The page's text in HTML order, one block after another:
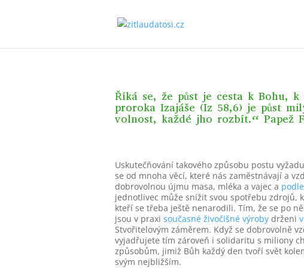
Říká se, že půst je cesta k Bohu,
proroka Izajáše (Iz 58,6) je půst
volnost, každé jho rozbít.“ Papež
Uskutečňování takového způsobu postu
se od mnoha věcí, které nás zaměstnávají a
dobrovolnou újmu masa, mléka a vajec a
jednotlivec může snížit svou spotřebu zdrojů,
kteří se třeba ještě nenarodili. Tím, že se po
jsou v praxi současné živočišné výroby drženi
Stvořitelovým záměrem. Když se dobrovolně
vyjadřujete tím zároveň i solidaritu s miliony
způsobům, jimiž Bůh každý den tvoří svět
svým nejbližším.